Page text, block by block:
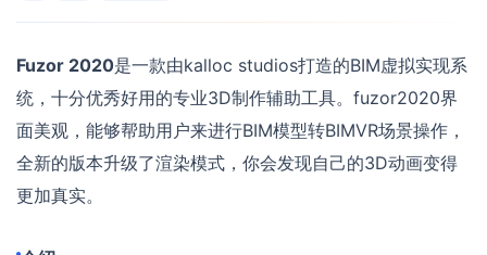
Fuzor 2020是一款由kalloc studios打造的BIM虚拟实现系
统，十分优秀好用的专业3D制作辅助工具。fuzor2020界
面美观，能够帮助用户来进行BIM模型转BIMVR场景操作，
全新的版本升级了渲染模式，你会发现自己的3D动画变得
更加真实。